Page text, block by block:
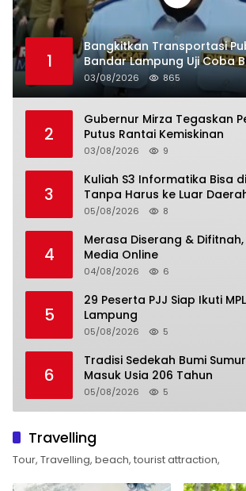
1
Bangkitkan Transportasi
Bandar Lampung Uji Coba
03/08/2026 865
2
Gubernur Mirza Tegaskan
Putus Rantai Kemiskinan
03/08/2026 9
3
Kuliah S3 Informatika Bisa
Tanpa Harus ke Luar
05/08/2026 8
4
Merasa Diserang &
Media Online
04/08/2026 6
5
29 Peserta PJJ Siap Ikuti MPLS,
Lampung
05/08/2026 5
6
Tradisi Sedekah Bumi
Masuk Usia 206 Tahun
05/08/2026 5
Travelling
Tour, Travelling, beach, tourist attraction,